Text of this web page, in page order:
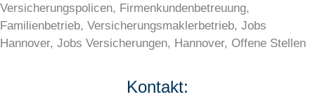
Versicherungspolicen, Firmenkundenbetreuung,
Familienbetrieb, Versicherungsmaklerbetrieb, Jobs
Hannover, Jobs Versicherungen, Hannover, Offene Stellen
Kontakt: